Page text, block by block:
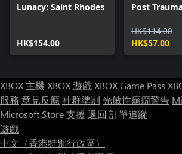
Lunacy: Saint Rhodes
HK$154.00
Post
HK$114.00
HK$57.00
XBOX 主機XBOX 遊戲XBOX Game Pass
服務 意見反應社群準則 光敏性癲癇警告
Microsoft Store 支援 退回 訂單追蹤
遊戲
中文（香港特別行政區）